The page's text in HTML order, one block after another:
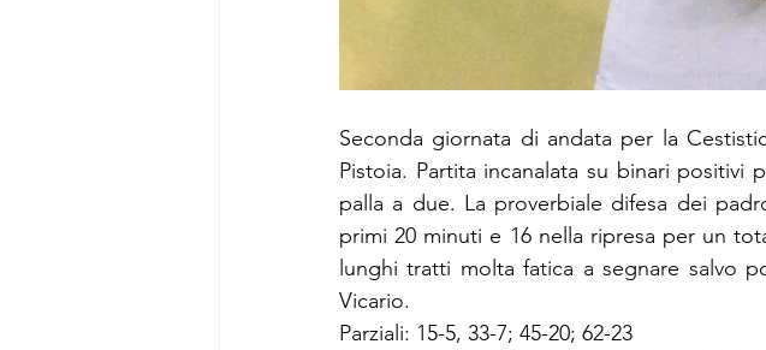
Seconda giornata di andata per la
Pistoia. Partita incanalata su binari positivi
palla a due. La proverbiale difesa dei
primi 20 minuti e 16 nella ripresa per un
lunghi tratti molta fatica a segnare salvo
Vicario.
Parziali: 15-5, 33-7; 45-20; 62-23